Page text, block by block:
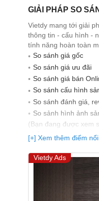
GIẢI PHÁP SO
Vietdy mang tới giải
thông tin - cấu hình -
tính năng hoàn toàn
So sánh giá gốc
So sánh giá ưu đãi
So sánh giá bán
So sánh cấu hình
So sánh đánh giá,
So sảnh hình ảnh
(Bạn đang được xem
nhất)
[+] Xem thêm điểm
Vietdy Ads